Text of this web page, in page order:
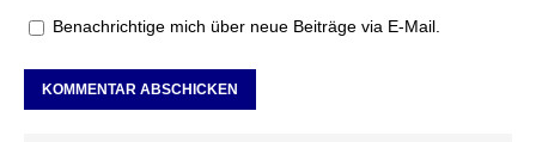
Benachrichtige mich über neue Beiträge via E-Mail.